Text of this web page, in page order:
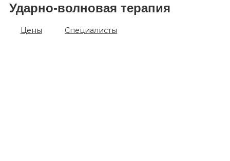
Ударно-волновая терапия
Цены Специалисты